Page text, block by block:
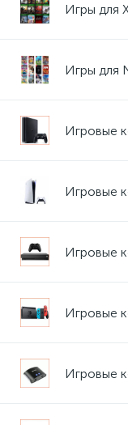
Игры для
Игры для
Игровые
Игровые
Игровые
Игровые
Игровые